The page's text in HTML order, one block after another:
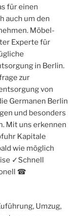
für einen
auch um den
Möbel-
Experte für
in Berlin.
zur
von
Germanen Berlin
und besonders
Mit uns erkennen
Kapitale
wie möglich
✓Schnell
☎︎
Umzug,